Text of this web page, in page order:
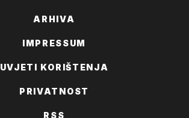
ARHIVA
IMPRESSUM
UVJETI KORIŠTENJA
PRIVATNOST
RSS